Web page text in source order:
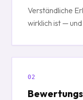
Verständliche
wirklich ist —
02